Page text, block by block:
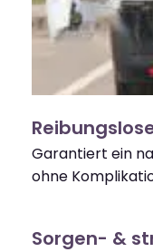
Garantiert ein
ohne
Sorgen- &